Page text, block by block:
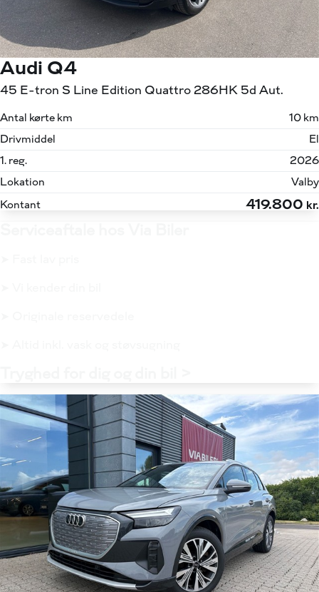
Audi Q4
45 E-tron S Line Edition Quattro 286HK 5d Aut.
Antal kørte km
10 km
Drivmiddel
El
1. reg.
2026
Lokation
Valby
Kontant
419.800 kr.